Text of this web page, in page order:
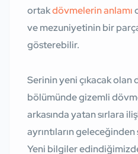
ortakdövmelerin anlamı
ve mezuniyetinin bir
gösterebilir.
Serinin yeni çıkacak olan
bölümünde gizemli
arkasında yatan sırlara
ayrıntıların
Yeni bilgiler